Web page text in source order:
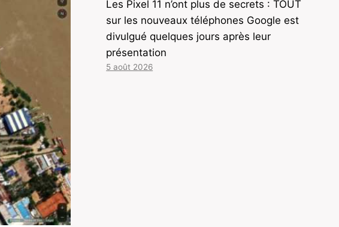
Les Pixel 11 n’ont plus de secrets : TOUT
sur les nouveaux téléphones Google est
divulgué quelques jours après leur
présentation
5 août 2026